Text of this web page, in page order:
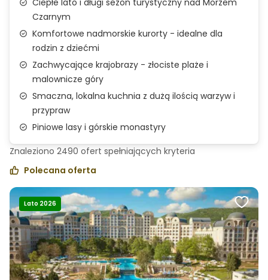
Czarnym
Komfortowe nadmorskie kurorty - idealne dla
rodzin z dziećmi
Zachwycające krajobrazy - złociste plaże i
malownicze góry
Smaczna, lokalna kuchnia z dużą ilością warzyw i
przypraw
Piniowe lasy i górskie monastyry
Znaleziono 2490 ofert spełniających kryteria
Polecana oferta
Lato 2026